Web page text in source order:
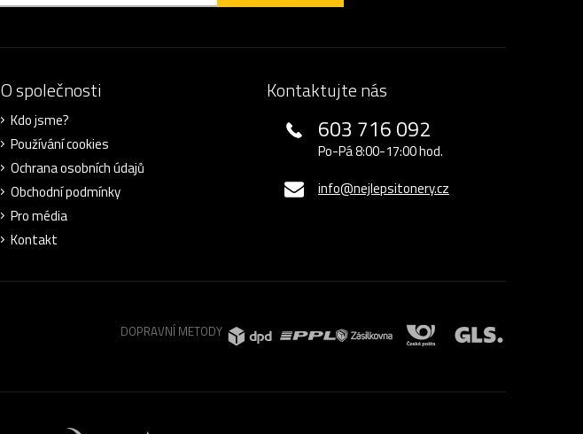
O společnosti
Kdo jsme?
Používání cookies
Ochrana osobních údajů
Obchodní podmínky
Pro média
Kontakt
Kontaktujte nás
603 716 092
Po-Pá 8:00-17:00 hod.
info@nejlepsitonery.cz
DOPRAVNÍ METODY